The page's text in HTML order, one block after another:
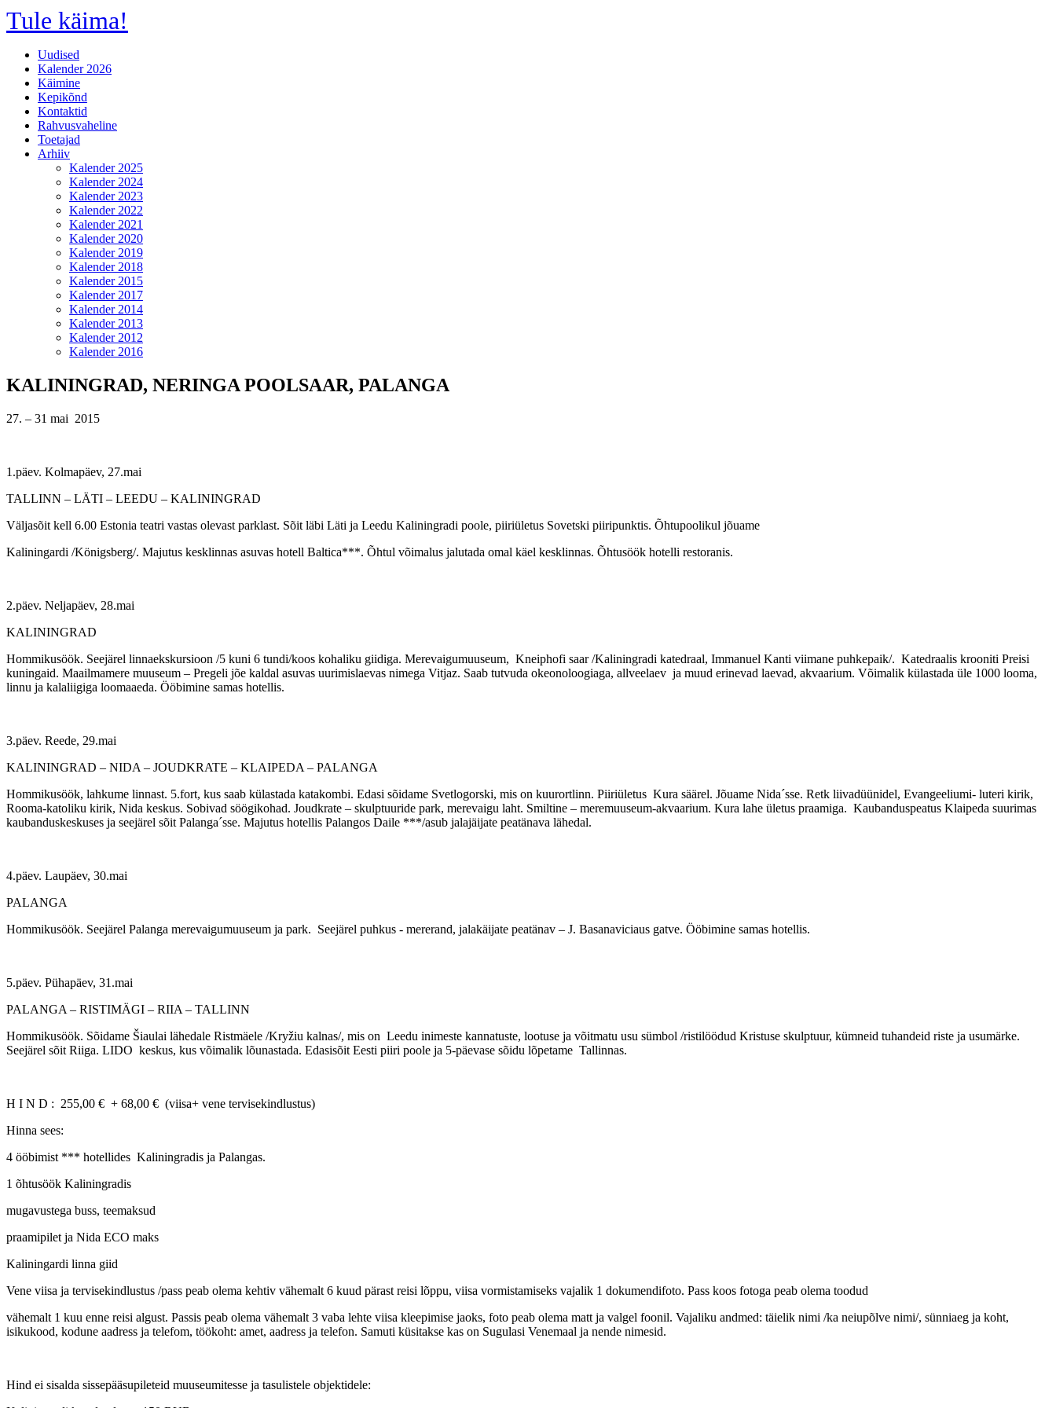
Tule käima!
Uudised
Kalender 2026
Käimine
Kepikõnd
Kontaktid
Rahvusvaheline
Toetajad
Arhiiv
Kalender 2025
Kalender 2024
Kalender 2023
Kalender 2022
Kalender 2021
Kalender 2020
Kalender 2019
Kalender 2018
Kalender 2015
Kalender 2017
Kalender 2014
Kalender 2013
Kalender 2012
Kalender 2016
KALININGRAD, NERINGA POOLSAAR, PALANGA
27. – 31 mai 2015
1.päev. Kolmapäev, 27.mai
TALLINN – LÄTI – LEEDU – KALININGRAD
Väljasõit kell 6.00 Estonia teatri vastas olevast parklast. Sõit läbi Läti ja Leedu Kaliningradi poole, piiriületus Sovetski piiripunktis. Õhtupoolikul jõuame
Kaliningardi /Königsberg/. Majutus kesklinnas asuvas hotell Baltica***. Õhtul võimalus jalutada omal käel kesklinnas. Õhtusöök hotelli restoranis.
2.päev. Neljapäev, 28.mai
KALININGRAD
Hommikusöök. Seejärel linnaekskursioon /5 kuni 6 tundi/koos kohaliku giidiga. Merevaigumuuseum, Kneiphofi saar /Kaliningradi katedraal, Immanuel Kanti viimane puhkepaik/. Katedraalis krooniti Preisi
kuningaid. Maailmamere muuseum – Pregeli jõe kaldal asuvas uurimislaevas nimega Vitjaz. Saab tutvuda okeonoloogiaga, allveelaev ja muud erinevad laevad, akvaarium. Võimalik külastada üle 1000 looma,
linnu ja kalaliigiga loomaaeda. Ööbimine samas hotellis.
3.päev. Reede, 29.mai
KALININGRAD – NIDA – JOUDKRATE – KLAIPEDA – PALANGA
Hommikusöök, lahkume linnast. 5.fort, kus saab külastada katakombi. Edasi sõidame Svetlogorski, mis on kuurortlinn. Piiriületus Kura säärel. Jõuame Nida´sse. Retk liivadüünidel, Evangeeliumi- luteri kirik,
Rooma-katoliku kirik, Nida keskus. Sobivad söögikohad. Joudkrate – skulptuuride park, merevaigu laht. Smiltine – meremuuseum-akvaarium. Kura lahe ületus praamiga. Kaubanduspeatus Klaipeda suurimas
kaubanduskeskuses ja seejärel sõit Palanga´sse. Majutus hotellis Palangos Daile ***/asub jalajäijate peatänava lähedal.
4.päev. Laupäev, 30.mai
PALANGA
Hommikusöök. Seejärel Palanga merevaigumuuseum ja park. Seejärel puhkus - mererand, jalakäijate peatänav – J. Basanaviciaus gatve. Ööbimine samas hotellis.
5.päev. Pühapäev, 31.mai
PALANGA – RISTIMÄGI – RIIA – TALLINN
Hommikusöök. Sõidame Šiaulai lähedale Ristmäele /Kryžiu kalnas/, mis on Leedu inimeste kannatuste, lootuse ja võitmatu usu sümbol /ristilöödud Kristuse skulptuur, kümneid tuhandeid riste ja usumärke.
Seejärel sõit Riiga. LIDO keskus, kus võimalik lõunastada. Edasisõit Eesti piiri poole ja 5-päevase sõidu lõpetame Tallinnas.
H I N D : 255,00 € + 68,00 € (viisa+ vene tervisekindlustus)
Hinna sees:
4 ööbimist *** hotellides Kaliningradis ja Palangas.
1 õhtusöök Kaliningradis
mugavustega buss, teemaksud
praamipilet ja Nida ECO maks
Kaliningardi linna giid
Vene viisa ja tervisekindlustus /pass peab olema kehtiv vähemalt 6 kuud pärast reisi lõppu, viisa vormistamiseks vajalik 1 dokumendifoto. Pass koos fotoga peab olema toodud
vähemalt 1 kuu enne reisi algust. Passis peab olema vähemalt 3 vaba lehte viisa kleepimise jaoks, foto peab olema matt ja valgel foonil. Vajaliku andmed: täielik nimi /ka neiupõlve nimi/, sünniaeg ja koht,
isikukood, kodune aadress ja telefom, töökoht: amet, aadress ja telefon. Samuti küsitakse kas on Sugulasi Venemaal ja nende nimesid.
Hind ei sisalda sissepääsupileteid muuseumitesse ja tasulistele objektidele: